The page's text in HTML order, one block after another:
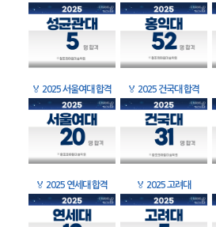
🏅 2025 서울여대 합격 🏅 2025 건국대 합격
🏅 2025 연세대 합격 🏅 2025 고려대